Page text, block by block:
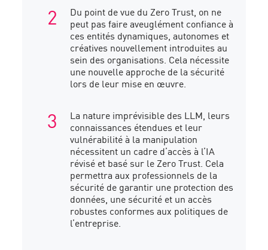
Du point de vue du Zero Trust, on ne
peut pas faire aveuglément confiance à
ces entités dynamiques, autonomes et
créatives nouvellement introduites au
sein des organisations. Cela nécessite
une nouvelle approche de la sécurité
lors de leur mise en œuvre.
La nature imprévisible des LLM, leurs
connaissances étendues et leur
vulnérabilité à la manipulation
nécessitent un cadre d’accès à l’IA
révisé et basé sur le Zero Trust. Cela
permettra aux professionnels de la
sécurité de garantir une protection des
données, une sécurité et un accès
robustes conformes aux politiques de
l’entreprise.